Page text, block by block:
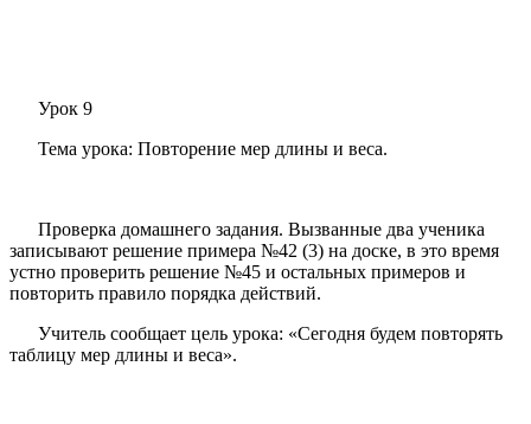
Урок 9
Тема урока: Повторение мер длины и веса.
Проверка домашнего задания. Вызванные два ученика
записывают решение примера №42 (3) на доске, в это время
устно проверить решение №45 и остальных примеров и
повторить правило порядка действий.
Учитель сообщает цель урока: «Сегодня будем повторять
таблицу мер длины и веса».